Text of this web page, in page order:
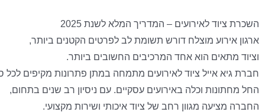
ארגון אירוע מוצלח דורש תשומת לב לפרטים הקטנים ביותר,
וציוד מתאים הוא אחד המרכיבים החשובים ביותר.
חברת גיא אייל ציוד לאירועים מתמחה במתן פתרונות מקיפים לכל
החל מחתונות וכלה באירועים עסקיים. עם ניסיון רב שנים בתחום,
החברה מציעה מגוון רחב של ציוד איכותי ושירות מקצועי.